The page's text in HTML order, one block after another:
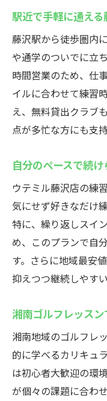
駅近で手軽に通え
藤沢駅から徒歩圏内
や通学のついでに立
時間営業のため、仕
イルに合わせて練習
え、無料貸出クラブ
点が多忙な方にも支
自分のペースで続
ウテミル藤沢店の練
気にせず好きなだけ
特に、繰り返しスイ
め、このプランで自
す。さらに地域最安
抑えつつ継続しやす
湘南ゴルフレッス
湘南地域のゴルフレ
的に学べるカリキュ
は初心者大歓迎の環
が個々の課題に合わ